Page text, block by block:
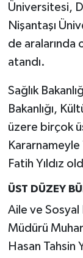
Üniversitesi,
Nişantaşı
de aralarında
atandı.
Sağlık
Bakanlığı,
üzere birçok
Fatih Yıldız
ÜST DÜZEY
Aile ve Sosyal
Müdürü
Hasan Tahsin